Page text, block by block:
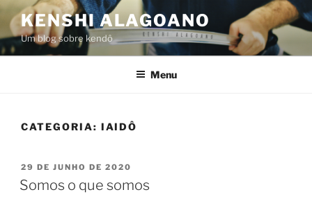
Pular
para
o
conteúdo
KENSHI ALAGOANO
Um blog sobre kendô
Menu
CATEGORIA: IAIDÔ
PUBLICADO
EM
29 DE JUNHO DE 2020
Somos o que somos